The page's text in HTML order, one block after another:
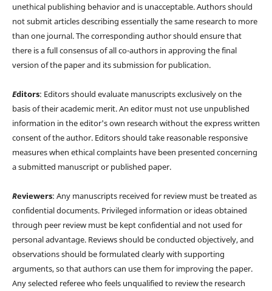
unethical publishing behavior and is unacceptable. Authors should
not submit articles describing essentially the same research to more
than one journal. The corresponding author should ensure that
there is a full consensus of all co-authors in approving the final
version of the paper and its submission for publication.
Editors: Editors should evaluate manuscripts exclusively on the
basis of their academic merit. An editor must not use unpublished
information in the editor's own research without the express written
consent of the author. Editors should take reasonable responsive
measures when ethical complaints have been presented concerning
a submitted manuscript or published paper.
Reviewers: Any manuscripts received for review must be treated as
confidential documents. Privileged information or ideas obtained
through peer review must be kept confidential and not used for
personal advantage. Reviews should be conducted objectively, and
observations should be formulated clearly with supporting
arguments, so that authors can use them for improving the paper.
Any selected referee who feels unqualified to review the research